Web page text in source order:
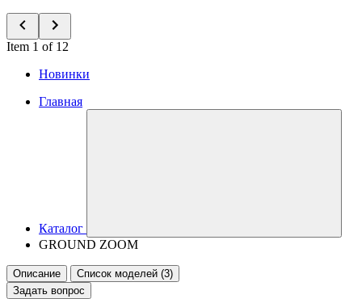
Item 1 of 12
Новинки
Главная
Каталог
GROUND ZOOM
Описание
Список моделей (3)
Задать вопрос